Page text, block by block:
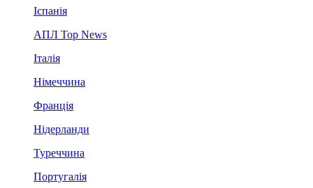
Іспанія
АПЛ Top News
Італія
Німеччина
Франція
Нідерланди
Туреччина
Португалія